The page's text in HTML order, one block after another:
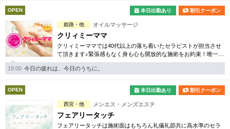
OPEN 本日出勤あり 割引クーポン
姫路・他 オイルマッサージ
クリィミーママ
クリィミーママでは40代以上の落ち着いたセラピストが担当させ
て頂きます♪緊張感もなく身も心も開放的な施術をお約束！唯一無
二のミセス専門店となります。
19:00 今日の疲れは、今日のうちに。
OPEN 本日出勤あり 割引クーポン
西宮・他 メンエス・メンズエステ
フェアリータッチ
フェアリータッチは施術面はもちろん礼儀礼節共に高水準のセラ